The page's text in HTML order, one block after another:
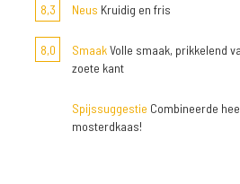
8,3 Neus Kruidig en fris
8,0 SmaakVolle smaak, prikkelend
zoete kant
Spijssuggestie Combineerde
mosterdkaas!